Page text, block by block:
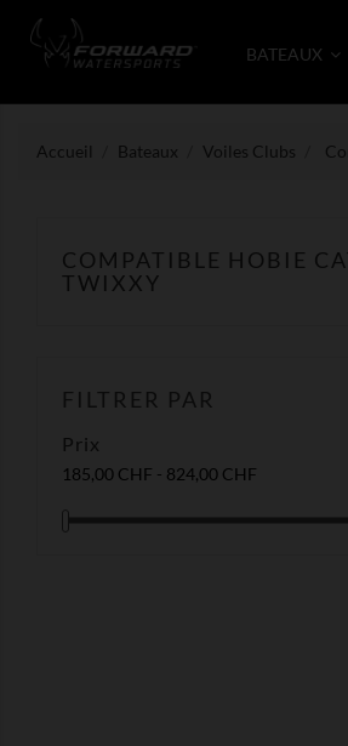
BATEAUX
Accueil Bateaux Voiles Clubs
COMPATIBLE HOBIE
TWIXXY
FILTRER PAR
Prix
185,00 CHF - 824,00 CHF